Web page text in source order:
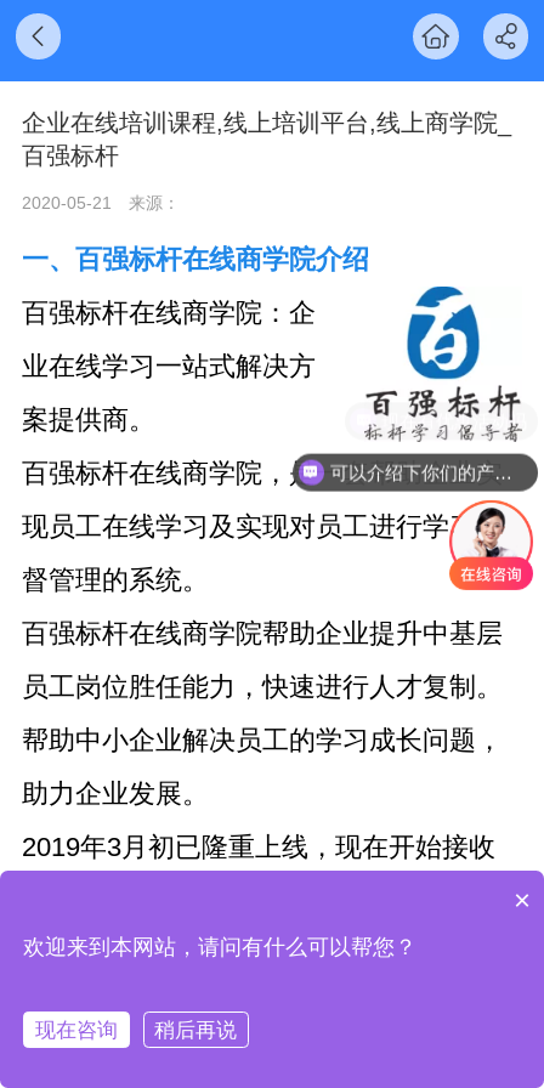
企业在线培训课程,线上培训平台,线上商学院_
百强标杆
2020-05-21 来源：
一、百强标杆在线商学院介绍
百强标杆在线商学院：企
业在线学习一站式解决方
案提供商。
百强标杆在线商学院，是一套帮助企业实
现员工在线学习及实现对员工进行学习监
督管理的系统。
百强标杆在线商学院帮助企业提升中基层
员工岗位胜任能力，快速进行人才复制。
帮助中小企业解决员工的学习成长问题，
助力企业发展。
2019年3月初已隆重上线，现在开始接收
员工的学习进度和状态，不限课量，不限
课时，欢迎报名和推荐！
可以介绍下你们的产品么
现在有优惠活动吗
×
欢迎来到本网站，请问有什么可以帮您？
现在咨询 稍后再说